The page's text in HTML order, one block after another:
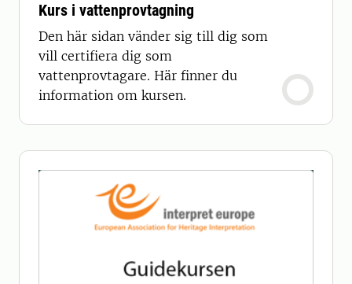
Kurs i vattenprovtagning
Den här sidan vänder sig till dig som
vill certifiera dig som
vattenprovtagare. Här finner du
information om kursen.